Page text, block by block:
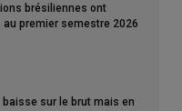
des
brésiliennes ont
au premier semestre 2026
sur le brut mais en